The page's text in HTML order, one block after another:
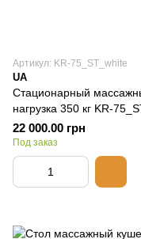
Артикул: KR-75_ST_white
UA
Стационарный
нагрузка 350 кг KR-
22 000.00 грн
Под заказ